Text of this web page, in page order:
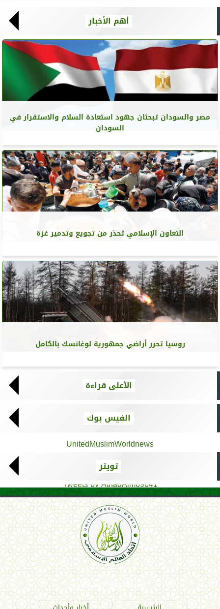
أهم الأخبار
مصر والسودان تبحثان جهود استعادة السلام والاستقرار في
السودان
التعاون الإسلامي تحذر من تجويع وتدمير غزة
روسيا تحرر أراضي جمهورية لوغانسك بالكامل
الأعلى قراءة
الفيس بوك
UnitedMuslimWorldnews
تويتر
Tweets by AthadAlm69641
اتحاد العالم الإسلامي